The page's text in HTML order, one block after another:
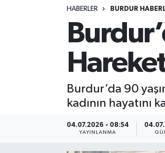
HABERLER BURDUR
Burdur’da 90
kadının
04.07.2026 - 08:54
YAYINLANMA